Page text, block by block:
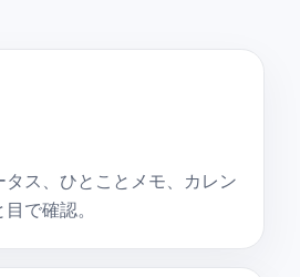
ス、ひとことメモ、カレン
で確認。